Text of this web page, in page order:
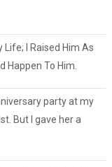
Life; I Raised Him As
Happen To Him.
party at my
But I gave her a